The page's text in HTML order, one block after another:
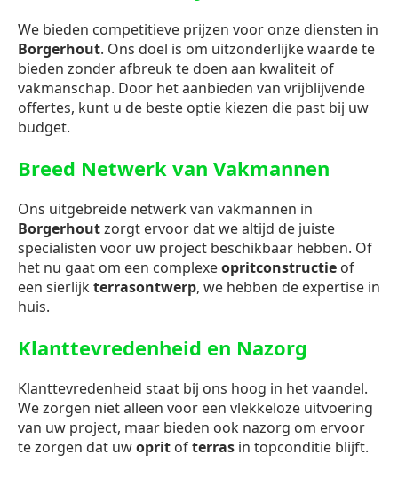
We bieden competitieve prijzen voor onze diensten in
Borgerhout. Ons doel is om uitzonderlijke waarde te
bieden zonder afbreuk te doen aan kwaliteit of
vakmanschap. Door het aanbieden van vrijblijvende
offertes, kunt u de beste optie kiezen die past bij uw
budget.
Breed Netwerk van Vakmannen
Ons uitgebreide netwerk van vakmannen in
Borgerhoutzorgt ervoor dat we altijd de juiste
specialisten voor uw project beschikbaar hebben. Of
het nu gaat om een complexeopritconstructie of
een sierlijkterrasontwerp, we hebben de expertise in
huis.
Klanttevredenheid en Nazorg
Klanttevredenheid staat bij ons hoog in het vaandel.
We zorgen niet alleen voor een vlekkeloze uitvoering
van uw project, maar bieden ook nazorg om ervoor
te zorgen dat uwoprit ofterras in topconditie blijft.